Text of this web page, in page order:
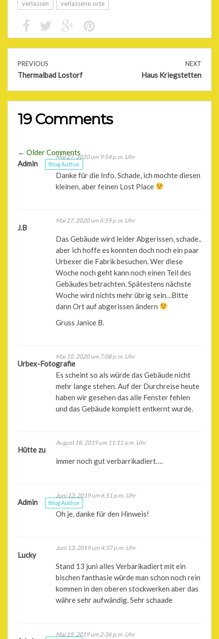
verlassen
verlassene orte
PREVIOUS
Thermalbad Lostorf
NEXT
Haus Kriegstetten
19 Comments
Comment
navigation
← Older Comments
Blog Author
Admin
Mai 27, 2020 um 9:54 p.m. Uhr
Danke für die Info. Schade, ich mochte diesen
kleinen, aber feinen Lost Place
J.B
Mai 27, 2020 um 6:59 p.m. Uhr
Das Gebäude wird leider Abgerissen, schade..
aber ich hoffe es konnten doch noch ein paar
Urbexer die Fabrik besuchen. Wer diese
Woche noch geht kann noch einen Teil des
Gebäudes betrachten. Spätestens nächste
Woche wird nichts mehr übrig sein…Bitte
dann Ort auf abgerissen ändern
Gruss Janice B.
Urbex-Fotografie
Mai 10, 2020 um 7:08 p.m. Uhr
Es scheint so als würde das Gebäude nicht
mehr lange stehen. Auf der Durchreise heute
haben wir gesehen das alle Fenster fehlen
und das Gebäude komplett entkernt wurde.
Hütte zu
August 18, 2019 um 11:11 a.m. Uhr
immer noch gut verbarrikadiert….
Blog Author
Admin
Juni 13, 2019 um 6:51 p.m. Uhr
Oh je, danke für den Hinweis!
Lucky
Juni 13, 2019 um 4:37 p.m. Uhr
Stand 13 juni alles Verbarikadiert mit ein
bischen fanthasie würde man schon noch rein
kommen in den oberen stockwerken aber das
währe sehr aufwändig. Sehr schaade
Mai 19, 2019 um 2:36 p.m. Uhr
Comment
navigation